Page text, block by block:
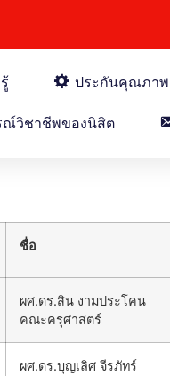
ประกันคุณภาพ
ณ์วิชาชีพของนิสิต
ชื่อ
ผศ.ดร.สิน งามประโคน
คณะครุศาสตร์
ผศ.ดร.บุญเลิศ จีรภัทร์